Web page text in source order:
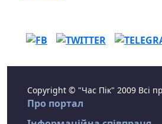
Copyright © "Час Пік" 2009 Всі
Про портал